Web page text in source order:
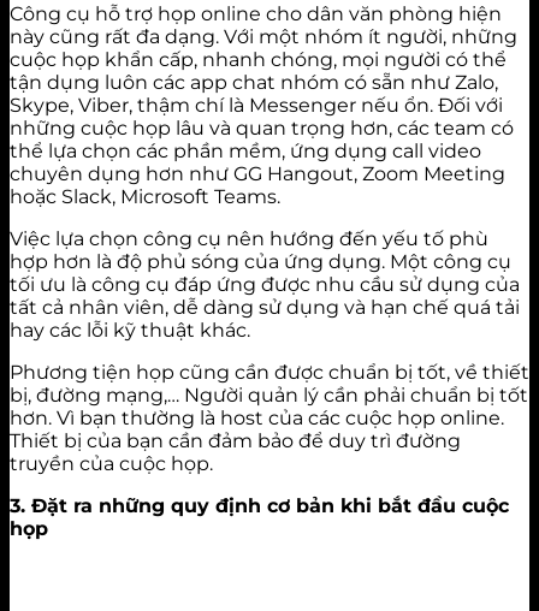
Công cụ hỗ trợ họp online cho dân văn phòng hiện
này cũng rất đa dạng. Với một nhóm ít người, những
cuộc họp khẩn cấp, nhanh chóng, mọi người có thể
tận dụng luôn các app chat nhóm có sẵn như Zalo,
Skype, Viber, thậm chí là Messenger nếu ổn. Đối với
những cuộc họp lâu và quan trọng hơn, các team có
thể lựa chọn các phần mềm, ứng dụng call video
chuyên dụng hơn như GG Hangout, Zoom Meeting
hoặc Slack, Microsoft Teams.
Việc lựa chọn công cụ nên hướng đến yếu tố phù
hợp hơn là độ phủ sóng của ứng dụng. Một công cụ
tối ưu là công cụ đáp ứng được nhu cầu sử dụng của
tất cả nhân viên, dễ dàng sử dụng và hạn chế quá tải
hay các lỗi kỹ thuật khác.
Phương tiện họp cũng cần được chuẩn bị tốt, về thiết
bị, đường mạng,… Người quản lý cần phải chuẩn bị tốt
hơn. Vì bạn thường là host của các cuộc họp online.
Thiết bị của bạn cần đảm bảo để duy trì đường
truyền của cuộc họp.
3. Đặt ra những quy định cơ bản khi bắt đầu cuộc
họp